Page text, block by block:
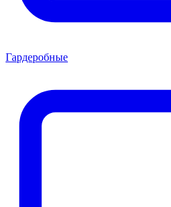
Гардеробные